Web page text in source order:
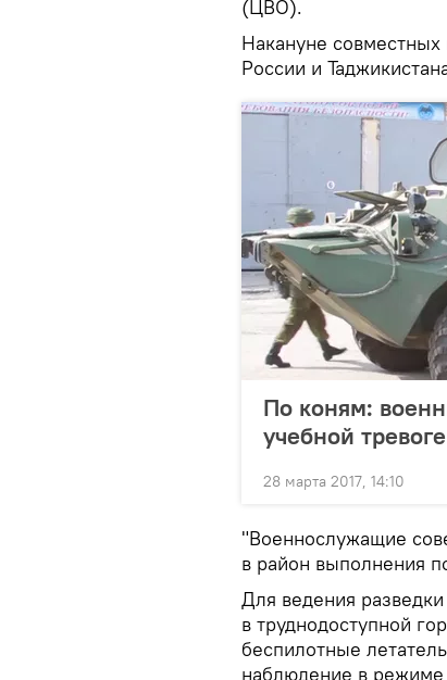
(ЦВО).
Накануне
России и
По коням:
учебной тревоге
28 марта 2017, 14:10
"Военнослужащие
в район выполнения
Для ведения
в труднодоступной
беспилотные
наблюдение в